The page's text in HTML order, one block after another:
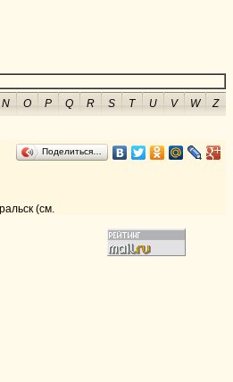
N O P Q R S T U V W
Z
Поделиться…
(см.